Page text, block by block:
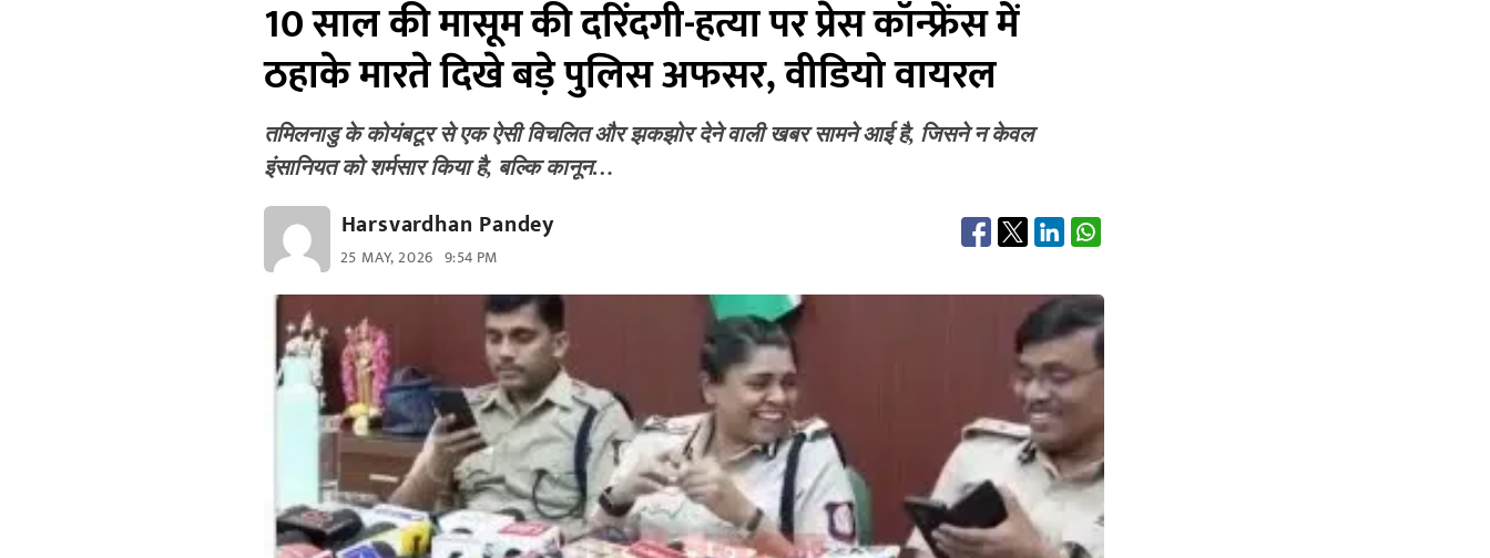
10 साल की मासूम की दरिंदगी-हत्या पर प्रेस कॉन्फ्रेंस में
ठहाके मारते दिखे बड़े पुलिस अफसर, वीडियो वायरल
तमिलनाडु के कोयंबटूर से एक ऐसी विचलित और झकझोर देने वाली खबर सामने आई है, जिसने न केवल
इंसानियत को शर्मसार किया है, बल्कि कानून…
Harsvardhan Pandey
25 MAY, 2026 9:54 PM